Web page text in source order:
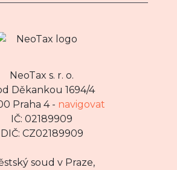
NeoTax s. r. o.
Děkankou 1694/4
Praha 4 - navigovat
IČ: 02189909
DIČ: CZ02189909
soud v Praze,